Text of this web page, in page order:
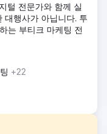
털 전문가와 함께 실
대행사가 아닙니다. 투
는 부티크 마케팅 전
+22